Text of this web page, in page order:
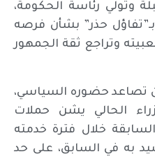
وتولي رئاسة الحكومة،
حذر” بشأن فرصه
وتراجع ثقة الجمهور
تصاعد حضوره السياسي،
الحالي يشن حملات
خلال فترة خدمته
به في السابق، على حد